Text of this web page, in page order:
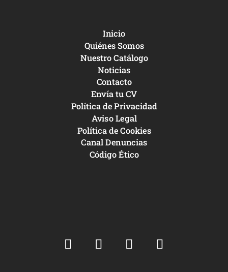
Inicio
Quiénes Somos
Nuestro Catálogo
Noticias
Contacto
Envía tu CV
Política de Privacidad
Aviso Legal
Política de Cookies
Canal Denuncias
Código Ético